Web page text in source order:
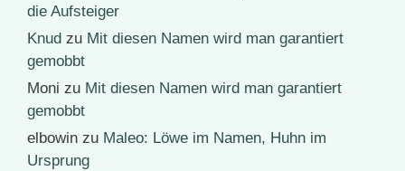
die Aufsteiger
Knud zu Mit diesen Namen wird man garantiert
gemobbt
Moni zu Mit diesen Namen wird man garantiert
gemobbt
elbowin zu Maleo: Löwe im Namen, Huhn im
Ursprung